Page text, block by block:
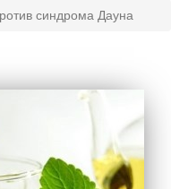
синдрома Дауна